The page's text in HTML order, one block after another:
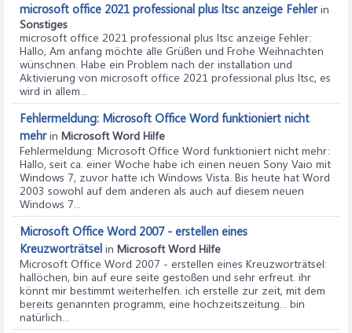
microsoft office 2021 professional plus ltsc anzeige Fehlerin
Sonstiges
microsoft office 2021 professional plus ltsc anzeige Fehler:
Hallo, Am anfang möchte alle Grüßen und Frohe Weihnachten
wünschnen. Habe ein Problem nach der installation und
Aktivierung von microsoft office 2021 professional plus ltsc, es
wird in allem...
Fehlermeldung: Microsoft Office Word funktioniert nicht
mehrin Microsoft Word Hilfe
Fehlermeldung: Microsoft Office Word funktioniert nicht mehr:
Hallo, seit ca. einer Woche habe ich einen neuen Sony Vaio mit
Windows 7, zuvor hatte ich Windows Vista. Bis heute hat Word
2003 sowohl auf dem anderen als auch auf diesem neuen
Windows 7...
Microsoft Office Word 2007 - erstellen eines
Kreuzworträtsel in Microsoft Word Hilfe
Microsoft Office Word 2007 - erstellen eines Kreuzworträtsel:
hallöchen, bin auf eure seite gestoßen und sehr erfreut. ihr
könnt mir bestimmt weiterhelfen. ich erstelle zur zeit, mit dem
bereits genannten programm, eine hochzeitszeitung... bin
natürlich...